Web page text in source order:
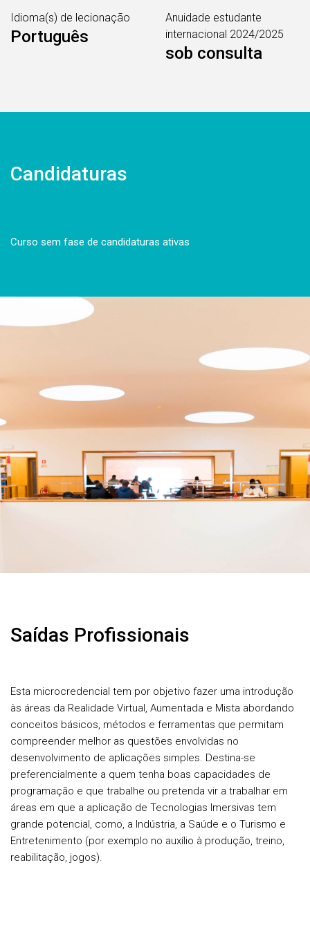
Idioma(s) de lecionação
Português
Anuidade estudante
internacional 2024/2025
sob consulta
Candidaturas
Curso sem fase de candidaturas ativas
Saídas Profissionais
Esta microcredencial tem por objetivo fazer uma introdução
às áreas da Realidade Virtual, Aumentada e Mista abordando
conceitos básicos, métodos e ferramentas que permitam
compreender melhor as questões envolvidas no
desenvolvimento de aplicações simples. Destina-se
preferencialmente a quem tenha boas capacidades de
programação e que trabalhe ou pretenda vir a trabalhar em
áreas em que a aplicação de Tecnologias Imersivas tem
grande potencial, como, a Indústria, a Saúde e o Turismo e
Entretenimento (por exemplo no auxílio à produção, treino,
reabilitação, jogos).